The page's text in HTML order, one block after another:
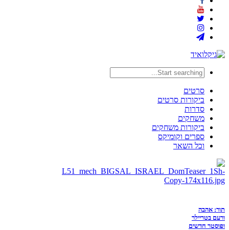
סרטים
ביקורות סרטים
סדרות
משחקים
ביקורות משחקים
ספרים וקומיקס
וכל השאר
תור: אהבה
ורעם בטריילר
ופוסטר חדשים